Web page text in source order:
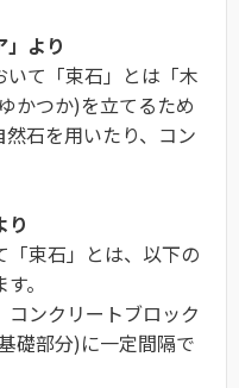
」より
いて「束石」とは「木
かつか)を立てるため
石を用いたり、コン
り
「束石」とは、以下の
。
コンクリートブロック
礎部分)に一定間隔で